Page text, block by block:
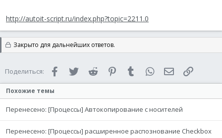
http://autoit-script.ru/index.php?topic=2211.0
Закрыто для дальнейших ответов.
Поделиться: FacebookTwitter Reddit PinterestTumblr WhatsAppЭлектронная
Похожие темы
Перенесено: [Процессы] Автокопирование с носителей
Перенесено: [Процессы] расширенное распознование Checkbox